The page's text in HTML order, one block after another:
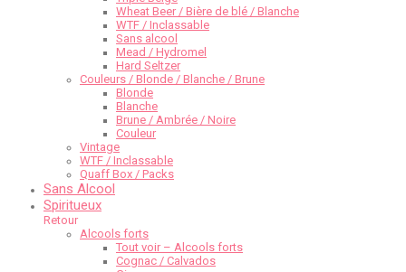
Wheat Beer / Bière de blé / Blanche
WTF / Inclassable
Sans alcool
Mead / Hydromel
Hard Seltzer
Couleurs / Blonde / Blanche / Brune
Blonde
Blanche
Brune / Ambrée / Noire
Couleur
Vintage
WTF / Inclassable
Quaff Box / Packs
Sans Alcool
Spiritueux
Retour
Alcools forts
Tout voir – Alcools forts
Cognac / Calvados